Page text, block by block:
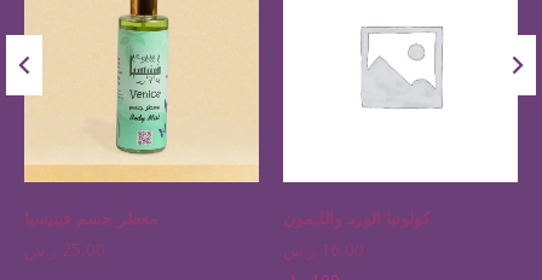
كولونيا الورد والليمون
16,00 ر.س
معطر جسم فينيسيا
25,00 ر.س